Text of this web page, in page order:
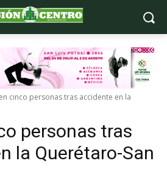
cinco personas tras accidente en la
personas tras
la Querétaro-San